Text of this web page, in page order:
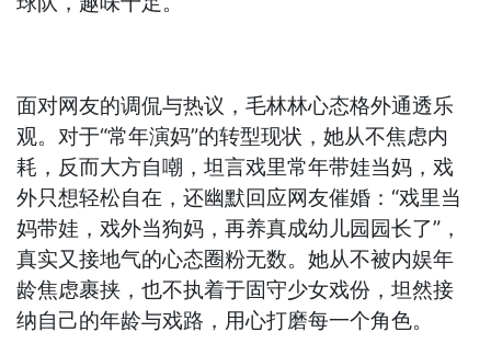
面对网友的调侃与热议，毛林林心态格外通透乐
观。对于“常年演妈”的转型现状，她从不焦虑内
耗，反而大方自嘲，坦言戏里常年带娃当妈，戏
外只想轻松自在，还幽默回应网友催婚：“戏里当
妈带娃，戏外当狗妈，再养真成幼儿园园长了”，
真实又接地气的心态圈粉无数。她从不被内娱年
龄焦虑裹挟，也不执着于固守少女戏份，坦然接
纳自己的年龄与戏路，用心打磨每一个角色。